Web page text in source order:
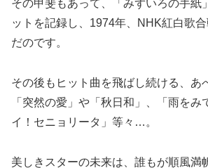
その甲斐もあって、「みずいろの手紙
ットを記録し、1974年、NHK紅白歌
だのです。
その後もヒット曲を飛ばし続ける、あ
「突然の愛」や「秋日和」、「雨をみ
イ！セニョリータ」等々…。
美しきスターの未来は、誰もが順風満